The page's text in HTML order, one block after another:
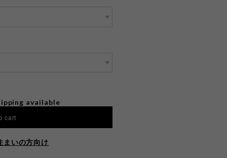
available
cart
まいの方向け